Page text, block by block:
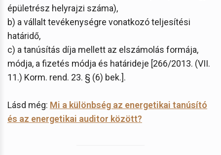
épületrész helyrajzi száma),
b) a vállalt tevékenységre vonatkozó teljesítési
határidő,
c) a tanúsítás díja mellett az elszámolás formája,
módja, a fizetés módja és határideje [266/2013. (VII.
11.) Korm. rend. 23. § (6) bek.].
Lásd még: Mi a különbség az energetikai tanúsító
és az energetikai auditor között?